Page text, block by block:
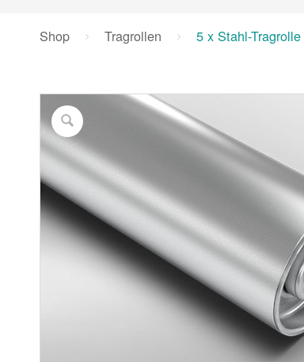
Shop Tragrollen 5 x Stahl-